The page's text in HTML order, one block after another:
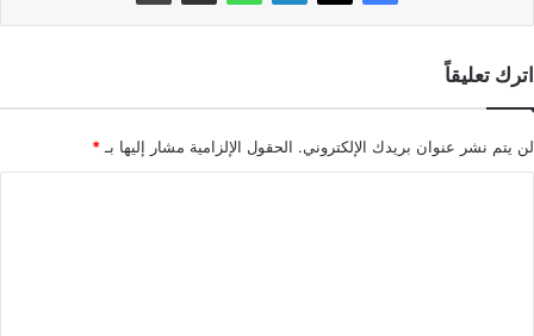
اترك تعليقاً
لن يتم نشر عنوان بريدك الإلكتروني. الحقول الإلزامية مشار إليها بـ *